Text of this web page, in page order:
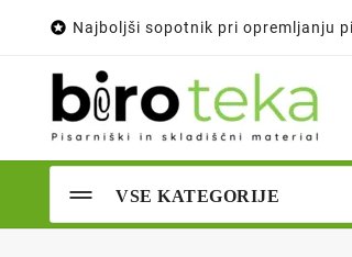
 Najboljši sopotnik pri opremljanju
VSE KATEGORIJE